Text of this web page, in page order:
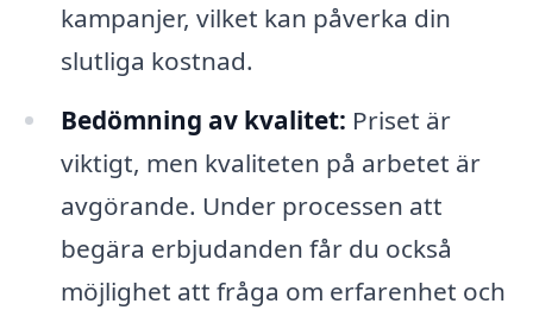
kampanjer, vilket kan påverka din
slutliga kostnad.
Bedömning av kvalitet: Priset är
viktigt, men kvaliteten på arbetet är
avgörande. Under processen att
begära erbjudanden får du också
möjlighet att fråga om erfarenhet och